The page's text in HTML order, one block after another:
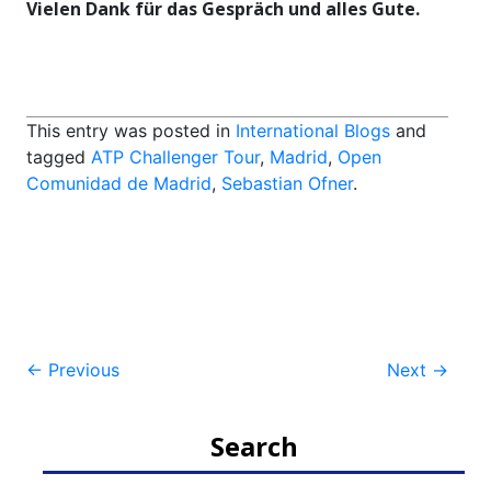
Vielen Dank für das Gespräch und alles Gute.
This entry was posted in International Blogs and
tagged ATP Challenger Tour, Madrid, Open
Comunidad de Madrid, Sebastian Ofner.
Post
← Previous Next →
Search